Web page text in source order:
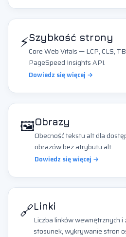
⚡Szybkość strony
Core Web Vitals — LCP, CLS,
PageSpeed Insights API.
Dowiedz się więcej →
🖼️Obrazy
Obecność tekstu alt dla
obrazów bez atrybutu alt.
Dowiedz się więcej →
🔗Linki
Liczba linków wewnętrznych
stosunek, wykrywanie stron